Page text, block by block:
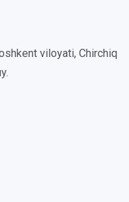
viloyati, Chirchiq